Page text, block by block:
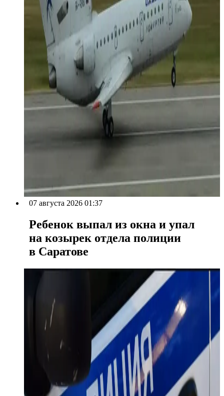
07 августа 2026 01:37
Ребенок выпал из окна и упал
на козырек отдела полиции
в Саратове